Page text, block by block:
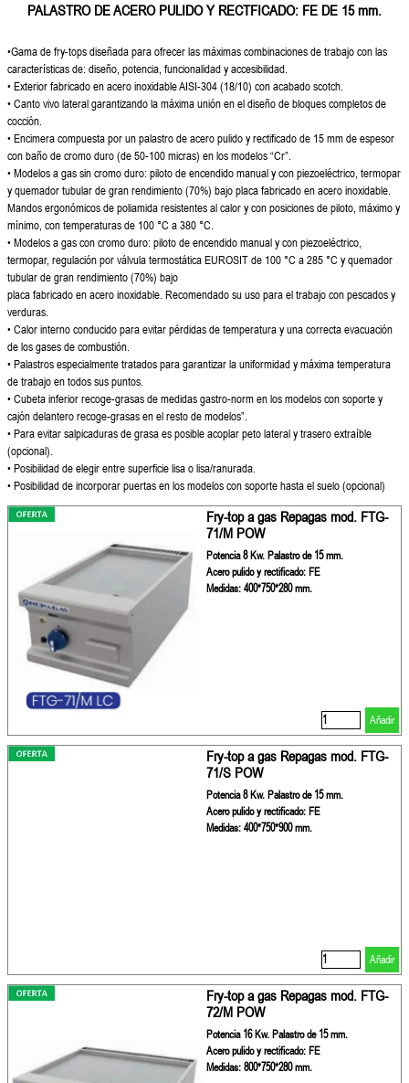
PALASTRO DE ACERO PULIDO Y RECTFICADO: FE DE 15 mm.
•Gama de fry-tops diseñada para ofrecer las máximas combinaciones de trabajo con las
características de: diseño, potencia, funcionalidad y accesibilidad.
• Exterior fabricado en acero inoxidable AISI-304 (18/10) con acabado scotch.
• Canto vivo lateral garantizando la máxima unión en el diseño de bloques completos de
cocción.
• Encimera compuesta por un palastro de acero pulido y rectificado de 15 mm de espesor
con baño de cromo duro (de 50-100 micras) en los modelos “Cr”.
• Modelos a gas sin cromo duro: piloto de encendido manual y con piezoeléctrico, termopar
y quemador tubular de gran rendimiento (70%) bajo placa fabricado en acero inoxidable.
Mandos ergonómicos de poliamida resistentes al calor y con posiciones de piloto, máximo y
mínimo, con temperaturas de 100 °C a 380 °C.
• Modelos a gas con cromo duro: piloto de encendido manual y con piezoeléctrico,
termopar, regulación por válvula termostática EUROSIT de 100 °C a 285 °C y quemador
tubular de gran rendimiento (70%) bajo
placa fabricado en acero inoxidable. Recomendado su uso para el trabajo con pescados y
verduras.
• Calor interno conducido para evitar pérdidas de temperatura y una correcta evacuación
de los gases de combustión.
• Palastros especialmente tratados para garantizar la uniformidad y máxima temperatura
de trabajo en todos sus puntos.
• Cubeta inferior recoge-grasas de medidas gastro-norm en los modelos con soporte y
cajón delantero recoge-grasas en el resto de modelos”.
• Para evitar salpicaduras de grasa es posible acoplar peto lateral y trasero extraíble
(opcional).
• Posibilidad de elegir entre superficie lisa o lisa/ranurada.
• Posibilidad de incorporar puertas en los modelos con soporte hasta el suelo (opcional)
Fry-top a gas Repagas mod. FTG-
71/M POW
Potencia 8 Kw. Palastro de 15 mm.
Acero pulido y rectificado: FE
Medidas: 400*750*280 mm.
Añadir
Fry-top a gas Repagas mod. FTG-
71/S POW
Potencia 8 Kw. Palastro de 15 mm.
Acero pulido y rectificado: FE
Medidas: 400*750*900 mm.
Añadir
Fry-top a gas Repagas mod. FTG-
72/M POW
Potencia 16 Kw. Palastro de 15 mm.
Acero pulido y rectificado: FE
Medidas: 800*750*280 mm.